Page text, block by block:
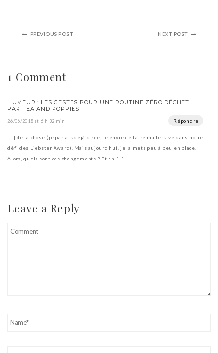
PREVIOUS POST NEXT POST
1 Comment
HUMEUR : LES GESTES POUR UNE ROUTINE ZÉRO DÉCHET
PAR TEA AND POPPIES
26/06/2018 at 6 h 32 min Répondre
[…] de la chose (je parlais déjà de cette envie de faire ma lessive dans notre
défi des Liebster Award). Mais aujourd’hui, je la mets peu à peu en place.
Alors, quels sont ces changements ? Et en […]
Leave a Reply